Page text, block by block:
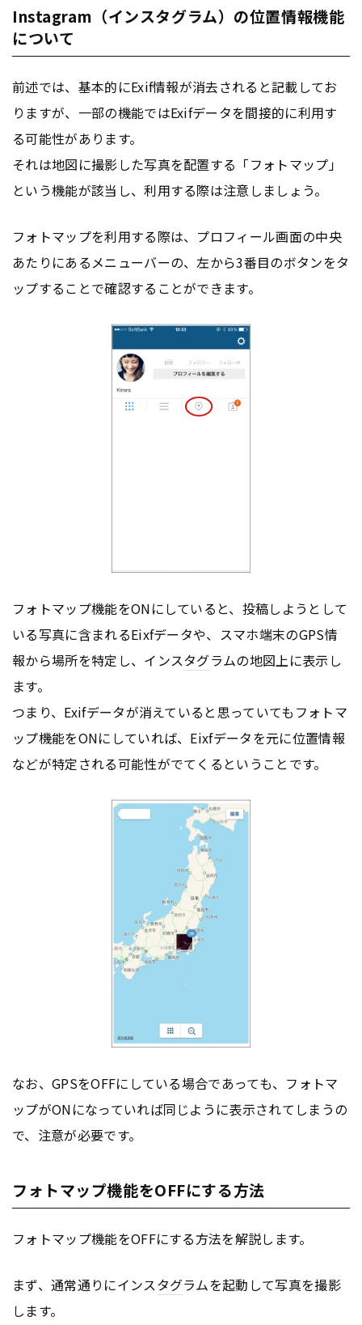
Instagram（インスタグラム）の位置情報機能
について
前述では、基本的にExif情報が消去されると記載してお
りますが、一部の機能ではExifデータを間接的に利用す
る可能性があります。
それは地図に撮影した写真を配置する「フォトマップ」
という機能が該当し、利用する際は注意しましょう。
フォトマップを利用する際は、プロフィール画面の中央
あたりにあるメニューバーの、左から3番目のボタンをタ
ップすることで確認することができます。
フォトマップ機能をONにしていると、投稿しようとして
いる写真に含まれるEixfデータや、スマホ端末のGPS情
報から場所を特定し、インスタグラムの地図上に表示し
ます。
つまり、Exifデータが消えていると思っていてもフォトマ
ップ機能をONにしていれば、Eixfデータを元に位置情報
などが特定される可能性がでてくるということです。
なお、GPSをOFFにしている場合であっても、フォトマ
ップがONになっていれば同じように表示されてしまうの
で、注意が必要です。
フォトマップ機能をOFFにする方法
フォトマップ機能をOFFにする方法を解説します。
まず、通常通りにインスタグラムを起動して写真を撮影
します。